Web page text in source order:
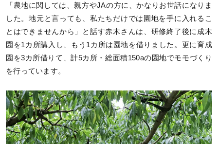
「農地に関しては、親方やJAの方に、かなりお世話になりま
した。地元と言っても、私たちだけでは園地を手に入れるこ
とはできませんから」と話す赤木さんは、研修終了後に成木
園を1カ所購入し、もう1カ所は園地を借りました。更に育成
園を3カ所借りて、計5カ所・総面積150aの園地でモモづくり
を行っています。